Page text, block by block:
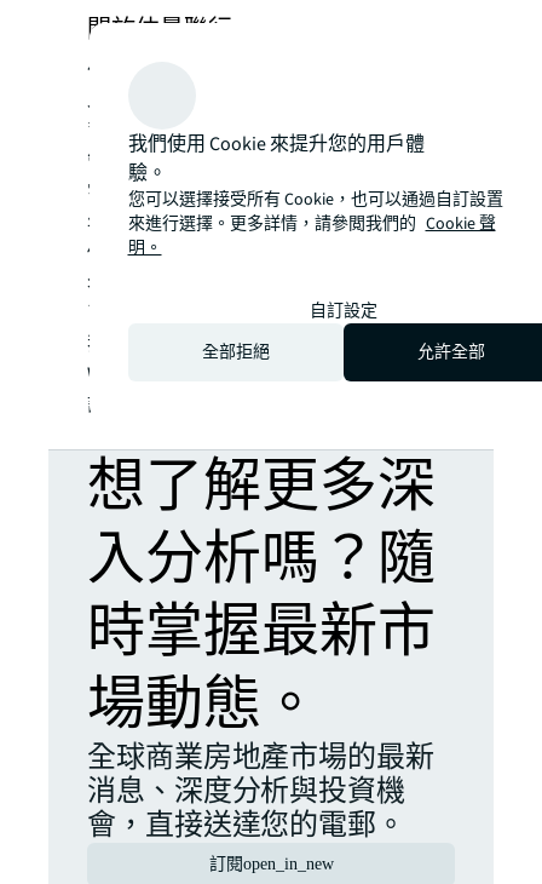
關於仲量聯行
仲量聯行（紐約證券交易所上市代號：
JLL）為領先的全球商業地產和投資管理公
司，過去200年為客戶購置、興建、租用、
管理及投資多元化的商業、工業、酒店、住
宅及零售物業。仲量聯行為財富500®公司，
年收入達208億美元，業務遍佈全球超過80
個國家，透過我們分佈全球的超過106,000
名員工，提供匯聚地方智慧的全球平台。為
了塑造地產的未來，以創造更美好的世界，
我們協助客戶、員工及社區SEE A BRIGHTER
WAY
。「JLL」為仲量聯行的品牌名稱及
註冊商標，詳情請瀏覽
想了解更多深
入分析嗎？隨
時掌握最新市
場動態。
全球商業房地產市場的最新
消息、深度分析與投資機
會，直接送達您的電郵。
訂閱open_in_new
我們使用 Cookie 來提升您的用戶體
驗。
您可以選擇接受所有 Cookie，也可以通過自訂設置
來進行選擇。更多詳情，請參閲我們的 Cookie 聲
明。
自訂設定
全部拒絕
允許全部